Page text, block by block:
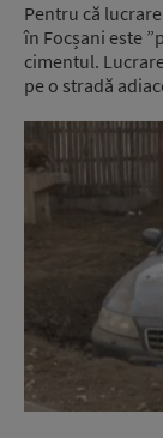
Pentru că
în Focșani este
cimentul.
pe o stradă